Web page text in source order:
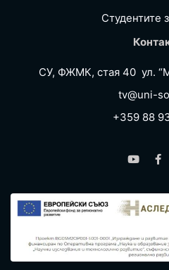
Студентите
СУ, ФЖМК, стая 40 ул.
tv@uni-
+359 88